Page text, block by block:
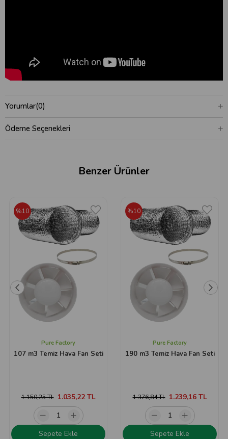
Yorumlar(0)
Ödeme Seçenekleri
Benzer Ürünler
Pure Factory
107 m3 Temiz Hava Fan Seti
1.035,22 TL
1.150,25 TL
%10
Sepete Ekle
Pure Factory
190 m3 Temiz Hava Fan Seti
1.239,16 TL
1.376,84 TL
%10
Sepete Ekle